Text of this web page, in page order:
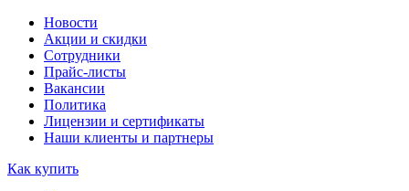
Новости
Акции и скидки
Сотрудники
Прайс-листы
Вакансии
Политика
Лицензии и сертификаты
Наши клиенты и партнеры
Как купить